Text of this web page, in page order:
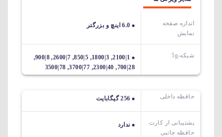
اندازه صفحه
نمایش
6.0 اینچ و بزرگتر
شبکه-5g
1|2100, 3|1800, 5|850, 7|2600, 8|900,
28|700, 40|2300, 77|3700, 78|3500
حافظه داخلی 256 گیگابایت
پشتیبانی از کارت
حافظه جانبی
ندارد